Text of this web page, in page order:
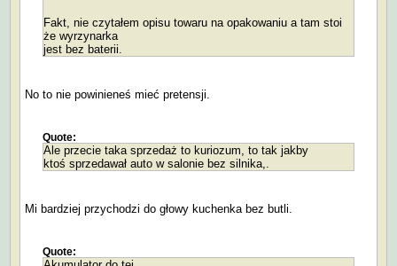
Fakt, nie czytałem opisu towaru na opakowaniu a tam stoi
że wyrzynarka
jest bez baterii.
No to nie powinieneś mieć pretensji.
Quote:
Ale przecie taka sprzedaż to kuriozum, to tak jakby
ktoś sprzedawał auto w salonie bez silnika,.
Mi bardziej przychodzi do głowy kuchenka bez butli.
Quote: